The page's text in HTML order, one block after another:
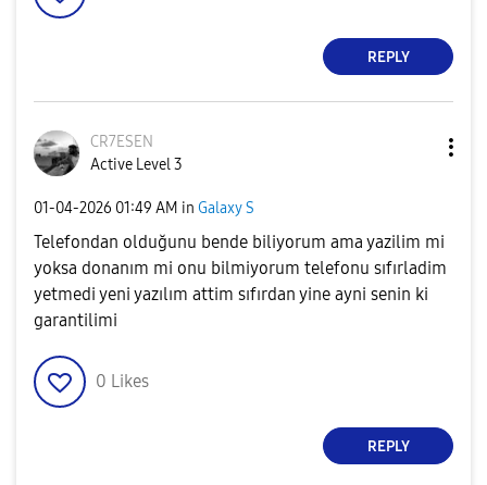
REPLY
CR7ESEN
Active Level 3
‎01-04-2026 01:49 AM in Galaxy S
Telefondan olduğunu bende biliyorum ama yazilim mi
yoksa donanım mi onu bilmiyorum telefonu sıfırladim
yetmedi yeni yazılım attim sıfırdan yine ayni senin ki
garantilimi
0 Likes
REPLY